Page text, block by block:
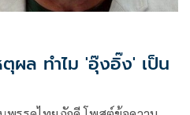
ผล ทำไม 'อุ๊งอิ๊ง' เป็น